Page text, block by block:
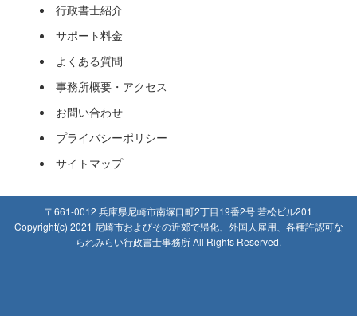
行政書士紹介
サポート料金
よくある質問
事務所概要・アクセス
お問い合わせ
プライバシーポリシー
サイトマップ
〒661-0012 兵庫県尼崎市南塚口町2丁目19番2号 若松ビル201
Copyright(c) 2021 尼崎市およびその近郊で帰化、外国人雇用、各種許認可な
られみらい行政書士事務所 All Rights Reserved.